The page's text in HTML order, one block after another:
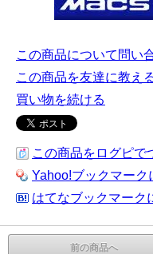
この商品について問い
この商品を友達に教え
買い物を続ける
この商品をログピで
Yahoo!ブックマーク
はてなブックマーク
前の商品へ